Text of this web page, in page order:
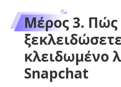
Μέρος 3. Πώς
κλειδωμένο
Snapchat